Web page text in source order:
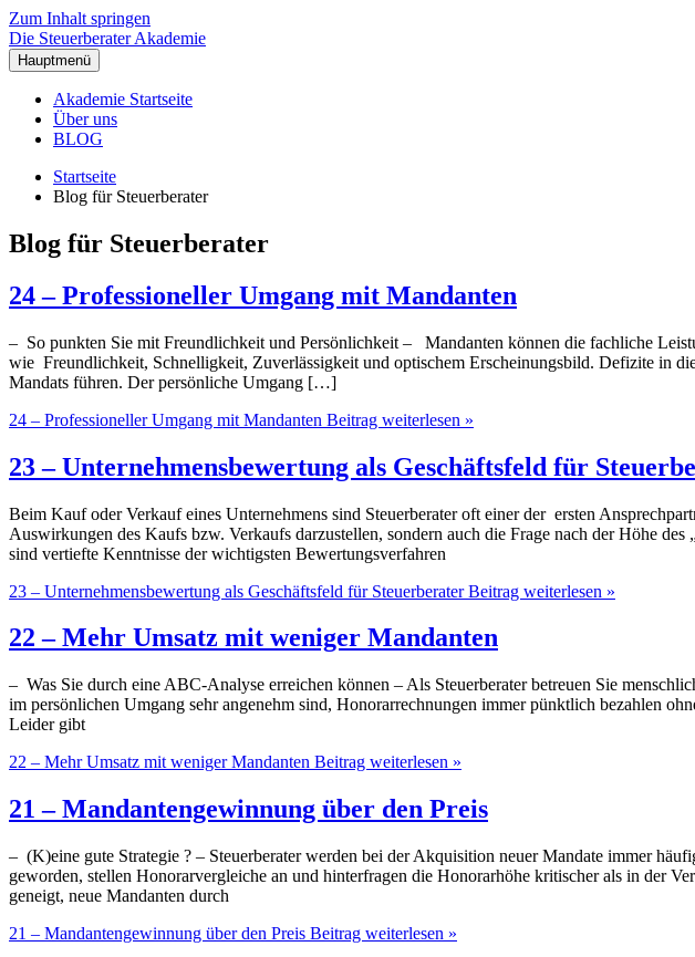
Zum Inhalt springen
Die Steuerberater Akademie
Hauptmenü
Akademie Startseite
Über uns
BLOG
Startseite
Blog für Steuerberater
Blog für Steuerberater
24 – Professioneller Umgang mit Mandanten
– So punkten Sie mit Freundlichkeit und Persönlichkeit – Mandanten können die fachliche
wie Freundlichkeit, Schnelligkeit, Zuverlässigkeit und optischem Erscheinungsbild. Defizite in
Mandats führen. Der persönliche Umgang […]
24 – Professioneller Umgang mit Mandanten Beitrag weiterlesen »
23 – Unternehmensbewertung als Geschäftsfeld für
Beim Kauf oder Verkauf eines Unternehmens sind Steuerberater oft einer der ersten
Auswirkungen des Kaufs bzw. Verkaufs darzustellen, sondern auch die Frage nach der Höhe
sind vertiefte Kenntnisse der wichtigsten Bewertungsverfahren
23 – Unternehmensbewertung als Geschäftsfeld für SteuerberaterBeitrag weiterlesen »
22 – Mehr Umsatz mit weniger Mandanten
– Was Sie durch eine ABC-Analyse erreichen können – Als Steuerberater betreuen Sie
im persönlichen Umgang sehr angenehm sind, Honorarrechnungen immer pünktlich bezahlen
Leider gibt
22 – Mehr Umsatz mit weniger Mandanten Beitrag weiterlesen »
21 – Mandantengewinnung über den Preis
– (K)eine gute Strategie ? – Steuerberater werden bei der Akquisition neuer Mandate immer
geworden, stellen Honorarvergleiche an und hinterfragen die Honorarhöhe kritischer als in der
geneigt, neue Mandanten durch
21 – Mandantengewinnung über den Preis Beitrag weiterlesen »